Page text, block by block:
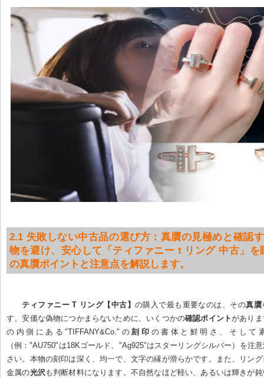
2.1 失敗しない中古品の選び方：真贋の見極めと確認
物を避け、安心して「ティファニー t リング 中古」を
の真贋ポイントと注意点を解説します。
ティファニー T リング【中古】 の購入で最も重要なのは、その真贋
す。安価な偽物につかまらないために、いくつかの確認ポイントがあり
の内側にある"TIFFANY&Co."の刻印 の書体と鮮明さ、そして
（例："AU750"は18Kゴールド、"Ag925"はスターリングシルバー）を注
さい。本物の刻印は深く、均一で、文字の縁が滑らかです。また、リン
金属の光沢 も判断材料になります。不自然なほど軽い、あるいは輝きが